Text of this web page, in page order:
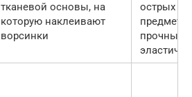
тканевой основы, на
которую наклеивают
ворсинки
острых
прочный,